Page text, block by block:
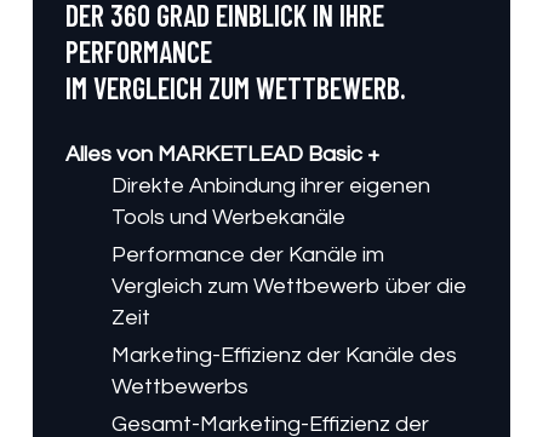
DER 360 GRAD EINBLICK IN IHRE
PERFORMANCE
IM VERGLEICH ZUM WETTBEWERB.
Alles von MARKETLEAD Basic +
Direkte Anbindung ihrer eigenen
Tools und Werbekanäle
Performance der Kanäle im
Vergleich zum Wettbewerb über die
Zeit
Marketing-Effizienz der Kanäle des
Wettbewerbs
Gesamt-Marketing-Effizienz der